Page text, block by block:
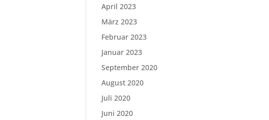
April 2023
März 2023
Februar 2023
Januar 2023
September 2020
August 2020
Juli 2020
Juni 2020